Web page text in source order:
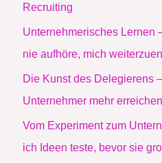
Recruiting
Unternehmerisches Lernen
nie aufhöre, mich
Die Kunst des Delegierens
Unternehmer mehr
Vom Experiment zum
ich Ideen teste, bevor sie